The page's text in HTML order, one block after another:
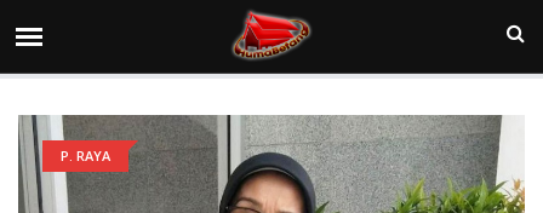
P. RAYA